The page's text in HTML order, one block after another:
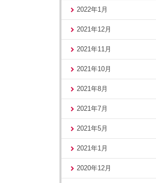
2022年1月
2021年12月
2021年11月
2021年10月
2021年8月
2021年7月
2021年5月
2021年1月
2020年12月